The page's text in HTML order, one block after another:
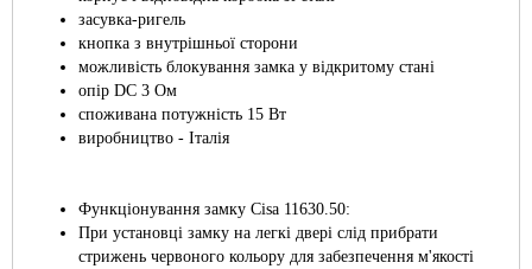
засувка-ригель
кнопка з внутрішньої сторони
можливість блокування замка у відкритому стані
опір DC 3 Ом
споживана потужність 15 Вт
виробництво - Італія
Функціонування замку Cisa 11630.50:
При установці замку на легкі двері слід прибрати
стрижень червоного кольору для забезпечення м'якості